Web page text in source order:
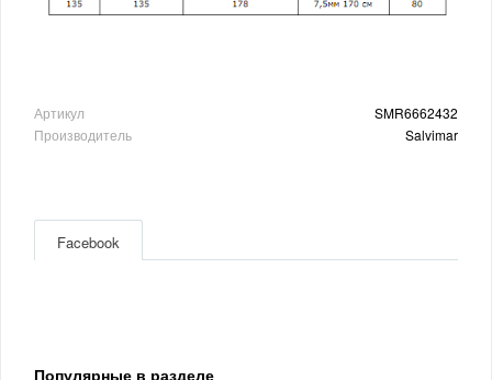
Артикул
SMR6662432
Производитель
Salvimar
Facebook
Популярные в разделе